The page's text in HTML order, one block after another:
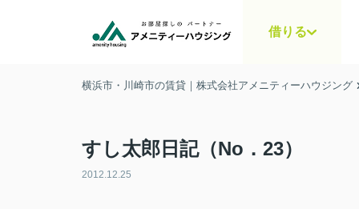
借りる
横浜市・川崎市の賃貸｜株式会社アメニティーハウジング
すし太郎日記（No．23）
2012.12.25